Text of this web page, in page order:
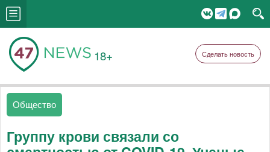
18+ Сделать новость
Общество
Группу крови связали со